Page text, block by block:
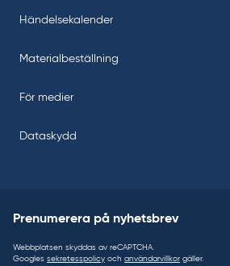
Händelsekalender
Materialbeställning
För medier
Dataskydd
Prenumerera på nyhetsbrev
Webbplatsen skyddas av reCAPTCHA.
Googles sekretesspolicy och användarvillkor gäller.